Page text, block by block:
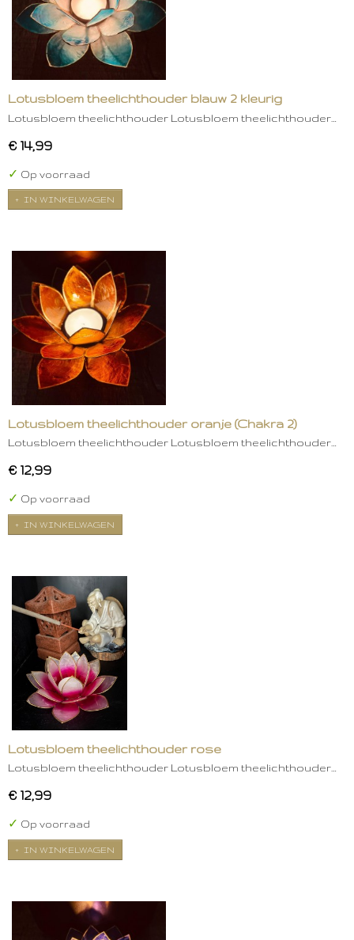
Lotusbloem theelichthouder blauw 2 kleurig
Lotusbloem theelichthouder Lotusbloem theelichthouder…
€ 14,99
✓ Op voorraad
IN WINKELWAGEN
Lotusbloem theelichthouder oranje (Chakra 2)
Lotusbloem theelichthouder Lotusbloem theelichthouder…
€ 12,99
✓ Op voorraad
IN WINKELWAGEN
Lotusbloem theelichthouder rose
Lotusbloem theelichthouder Lotusbloem theelichthouder…
€ 12,99
✓ Op voorraad
IN WINKELWAGEN